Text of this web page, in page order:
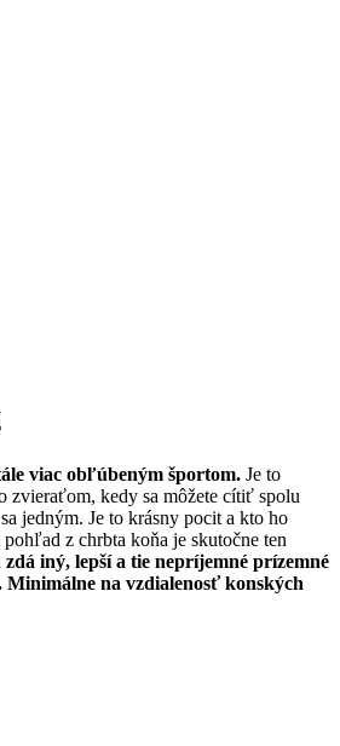
viac obľúbeným športom. Je to
zvieraťom, kedy sa môžete cítiť spolu
jedným. Je to krásny pocit a kto ho
z chrbta koňa je skutočne ten
zdá iný, lepší a tie nepríjemné prízemné
Minimálne na vzdialenosť konských